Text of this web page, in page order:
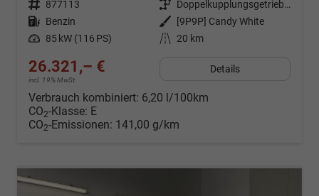
Fahrzeugnr. 877113 Getriebe
Doppelkupplungsgetriebe (DSG)
Kraftstoff Benzin Außenfarbe
[9P9P] Candy White
Leistung 85 kW (116 PS) Kilometerstand 20 km
26.321,– €
incl. 19% MwSt.
Details
Verbrauch kombiniert: 6,20 l/100km
CO2-Klasse: E
CO2-Emissionen: 141,00 g/km